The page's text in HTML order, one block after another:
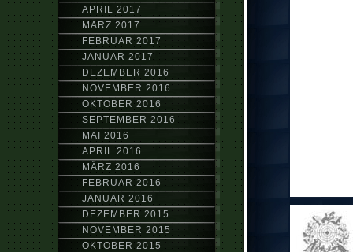
APRIL 2017
MÄRZ 2017
FEBRUAR 2017
JANUAR 2017
DEZEMBER 2016
NOVEMBER 2016
OKTOBER 2016
SEPTEMBER 2016
MAI 2016
APRIL 2016
MÄRZ 2016
FEBRUAR 2016
JANUAR 2016
DEZEMBER 2015
NOVEMBER 2015
OKTOBER 2015